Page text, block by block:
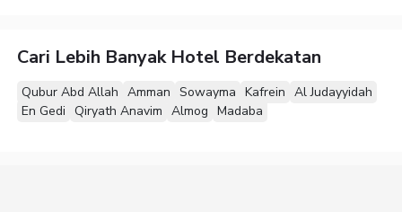
Cari Lebih Banyak Hotel Berdekatan
Qubur Abd Allah Amman Sowayma Kafrein Al Judayyidah
En Gedi Qiryath Anavim Almog Madaba